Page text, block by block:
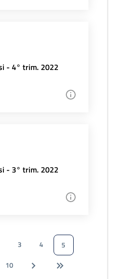
- 4° trim. 2022
- 3° trim. 2022
3 4
5
10